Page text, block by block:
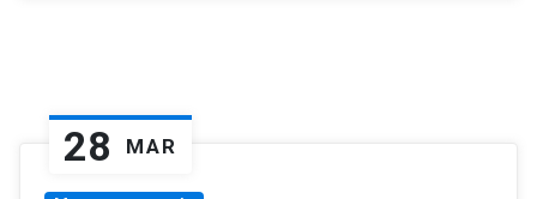
28 MAR